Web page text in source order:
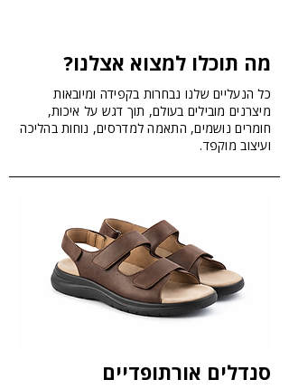
מה תוכלו למצוא אצלנו?
כל הנעליים שלנו נבחרות בקפידה ומיובאות
מיצרנים מובילים בעולם, תוך דגש על איכות,
חומרים נושמים, התאמה למדרסים, נוחות בהליכה
ועיצוב מוקפד.
סנדלים אורתופדיים